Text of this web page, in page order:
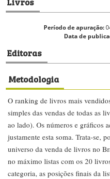
Período de apuração:
Data de
Editoras
Metodologia
O ranking de livros mais
simples das vendas de todas as
ao lado). Os números e gráficos
justamente esta soma. Trata-se,
universo da venda de livros no
no máximo listas com os 20
categoria, as posições finais da